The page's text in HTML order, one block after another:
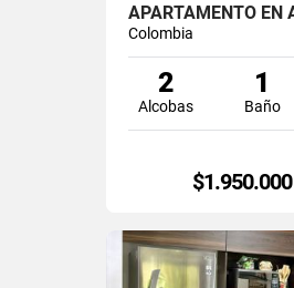
Colombia
2
Alcobas
1
Baño
$1.950.000